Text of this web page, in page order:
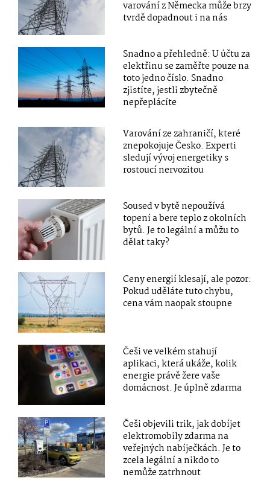
varování z Německa může brzy
tvrdě dopadnout i na nás
Snadno a přehledně: U účtu za
elektřinu se zaměřte pouze na
toto jedno číslo. Snadno
zjistíte, jestli zbytečně
nepřeplácíte
Varování ze zahraničí, které
znepokojuje Česko. Experti
sledují vývoj energetiky s
rostoucí nervozitou
Soused v bytě nepoužívá
topení a bere teplo z okolních
bytů. Je to legální a můžu to
dělat taky?
Ceny energií klesají, ale pozor:
Pokud uděláte tuto chybu,
cena vám naopak stoupne
Češi ve velkém stahují
aplikaci, která ukáže, kolik
energie právě žere vaše
domácnost. Je úplně zdarma
Češi objevili trik, jak dobíjet
elektromobily zdarma na
veřejných nabíječkách. Je to
zcela legální a nikdo to
nemůže zatrhnout